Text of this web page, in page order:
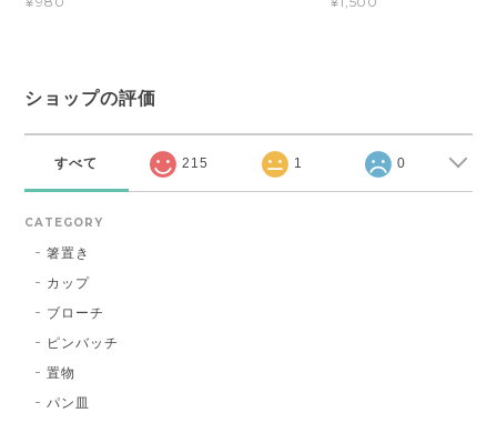
ショップの評価
すべて 215 1 0
CATEGORY
箸置き
カップ
ブローチ
ピンバッチ
置物
パン皿